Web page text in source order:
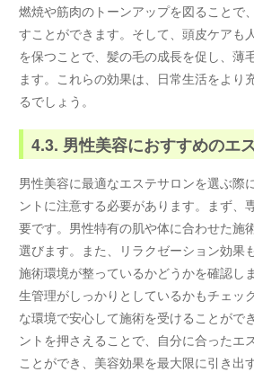
燃焼や筋肉のトーンアップを図ることで
すことができます。そして、頭皮ケアも
を保つことで、髪の毛の成長を促し、薄
ます。これらの効果は、日常生活をより
るでしょう。
4.3. 男性美容におすすめのエ
男性美容に最適なエステサロンを選ぶ際
ントに注意する必要があります。まず、
要です。男性特有の肌や体に合わせた施
選びます。また、リラクゼーション効果
施術環境が整っているかどうかを確認し
生管理がしっかりとしているかもチェッ
な環境で安心して施術を受けることがで
ントを押さえることで、自分に合ったエ
ことができ、美容効果を最大限に引き出